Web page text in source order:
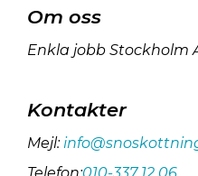
Om oss
Enkla jobb Stockholm
Kontakter
Mejl: